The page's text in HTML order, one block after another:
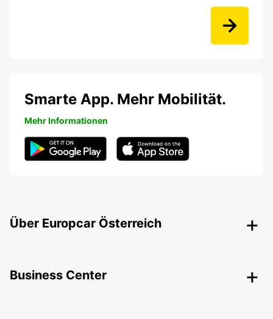
Smarte App. Mehr Mobilität.
Mehr Informationen
Über Europcar Österreich
Business Center